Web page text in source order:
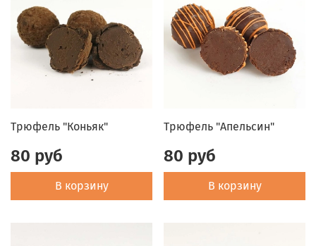
Трюфель "Коньяк"
80 руб
В корзину
Трюфель "Апельсин"
80 руб
В корзину